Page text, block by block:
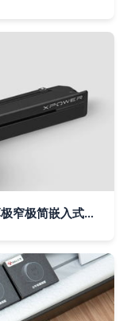
明嵌巴赫-艾宝沃xpower线性插座超薄极窄极简嵌入式轨道插座